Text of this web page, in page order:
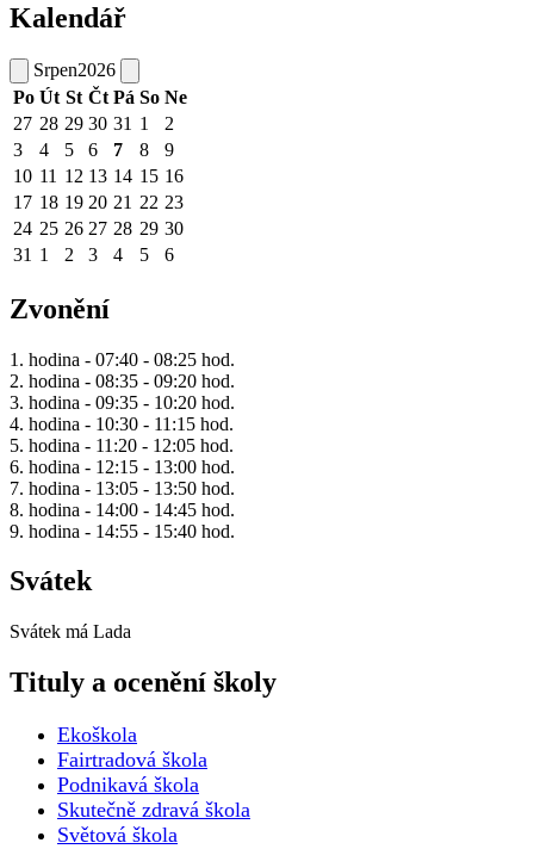
Kalendář
Srpen2026
Po Út St Čt Pá So Ne
27 28 29 30 31 1
2
3
4 5 6 7 8
9
10 11 12 13 14 15 16
17 18 19 20 21 22 23
24 25 26 27 28 29 30
31 1 2 3 4 5 6
Zvonění
1. hodina - 07:40 - 08:25 hod.
2. hodina - 08:35 - 09:20 hod.
3. hodina - 09:35 - 10:20 hod.
4. hodina - 10:30 - 11:15 hod.
5. hodina - 11:20 - 12:05 hod.
6. hodina - 12:15 - 13:00 hod.
7. hodina - 13:05 - 13:50 hod.
8. hodina - 14:00 - 14:45 hod.
9. hodina - 14:55 - 15:40 hod.
Svátek
Svátek má Lada
Tituly a ocenění školy
Ekoškola
Fairtradová škola
Podnikavá škola
Skutečně zdravá škola
Světová škola